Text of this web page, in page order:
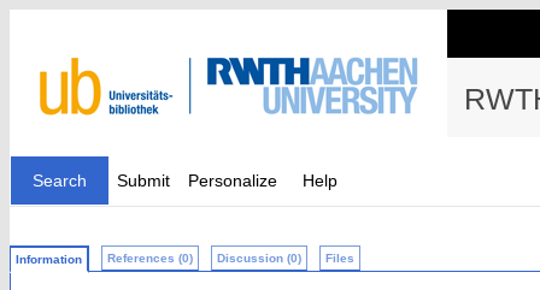
Search Submit Personalize Help
Information References (0) Discussion (0) Files